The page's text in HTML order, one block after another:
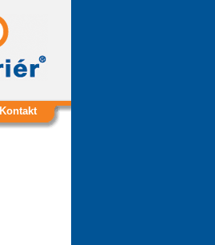
Kontakt